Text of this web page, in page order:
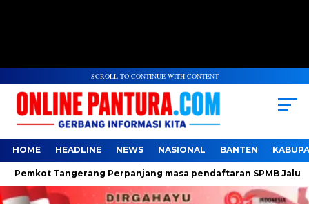
SCROLL TO CONTINUE WITH CONTENT
HOME HEADLINE NEWS NASIONAL BANTEN
Tangerang Perpanjang masa pendaftaran SPMB Jalur